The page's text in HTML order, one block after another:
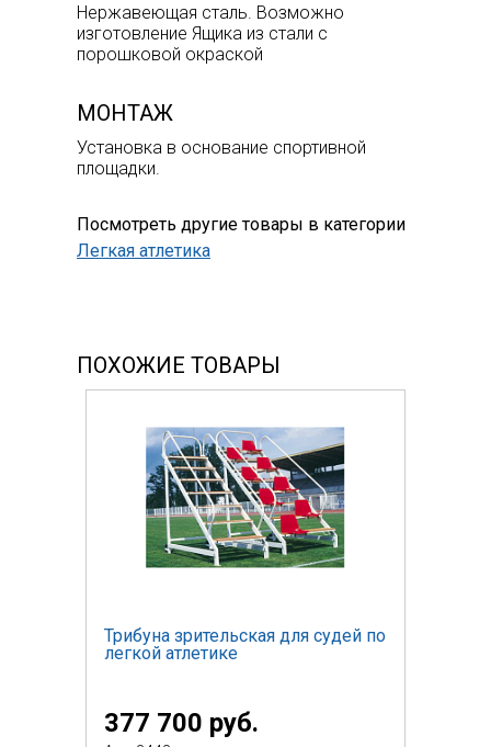
Нержавеющая сталь. Возможно
изготовление Ящика из стали с
порошковой окраской
МОНТАЖ
Установка в основание спортивной
площадки.
Посмотреть другие товары в категории
Легкая атлетика
ПОХОЖИЕ ТОВАРЫ
Трибуна зрительская для судей по
легкой атлетике
377 700 руб.